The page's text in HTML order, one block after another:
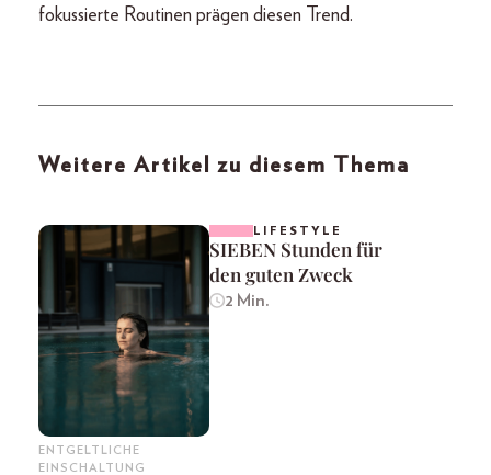
fokussierte Routinen prägen diesen Trend.
Weitere Artikel zu diesem Thema
ENTGELTLICHE
EINSCHALTUNG
LIFESTYLE
SIEBEN Stunden für
den guten Zweck
2 Min.